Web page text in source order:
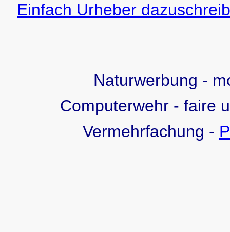
Einfach Urheber
Naturwerbung -
Computerwehr - faire
Vermehrfachung -